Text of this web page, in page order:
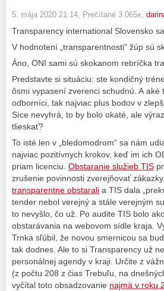
5. mája 2020 21:14 , Prečítané 3 065x,
Transparency international Slovensko
V hodnotení „transparentnosti“ žúp sú
Áno, ONI sami sú skokanom rebríčka
Predstavte si situáciu: ste kondičný
ôsmi vypasení zverenci schudnú. A aké
odborníci, tak najviac plus bodov v
Síce nevyhrá, to by bolo okaté, ale
tlieskať?
To isté len v „bledomodrom“ sa nám
najviac pozitívnych krokov, keď im ich
priam licenciu. Obstaranie služieb TIS
zrušenie povinnosti zverejňovať
transparentne obstarali a TIS dala
tender nebol verejný a stále verejným
to nevyšlo, čo už. Po audite TIS bolo
obstarávania na webovom sídle kraja.
Trnka sľúbil, že novou smernicou sa
tak dodnes. Ale to si Transparency už
personálnej agendy v kraji. Určite z
(z počtu 208 z čias Trebuľu, na
vyčítal toto obsadzovanie najmä v roku